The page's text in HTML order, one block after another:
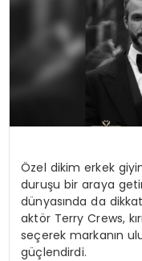
YAŞAM
Özel dikim erkek
duruşu bir araya
dünyasında da
aktör TerryCrews,
seçerek markanın
güçlendirdi.